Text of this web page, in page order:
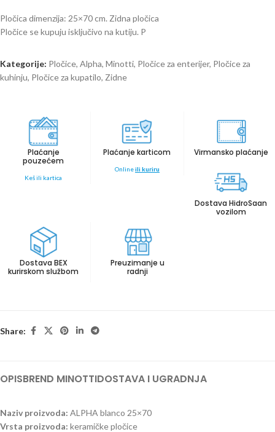
Pločica dimenzija: 25×70 cm. Zidna pločica
Pločice se kupuju isključivo na kutiju. P
Kategorije: Pločice, Alpha, Minotti, Pločice za enterijer, Pločice za
kuhinju, Pločice za kupatilo, Zidne
Plaćanje
pouzećem
Keš ili kartica
Plaćanje karticom
Onlineili kuriru
Virmansko plaćanje
Dostava HidroSaan
vozilom
Dostava BEX
kurirskom službom
Preuzimanje u
radnji
Share:
OPISBREND MINOTTIDOSTAVA I UGRADNJA
Naziv proizvoda: ALPHA blanco 25×70
Vrsta proizvoda: keramičke pločice